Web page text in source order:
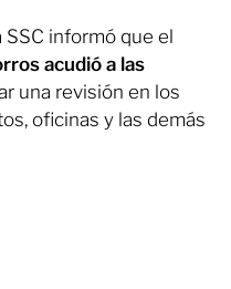
SSC informó que el
acudió a las
una revisión en los
oficinas y las demás